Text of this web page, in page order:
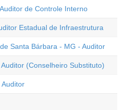
de Controle Interno
Estadual de Infraestrutura
Santa Bárbara - MG - Auditor
(Conselheiro Substituto)